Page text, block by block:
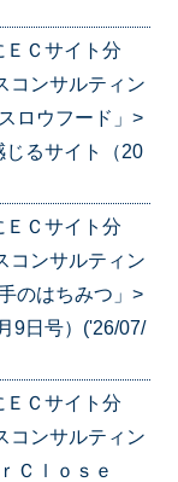
ＥＣサイト分
ンサルティン
ロウフード」>
るサイト（20
ＥＣサイト分
ンサルティン
のはちみつ」>
9日号）('26/07/
ＥＣサイト分
ンサルティン
Ｃｌｏｓｅ